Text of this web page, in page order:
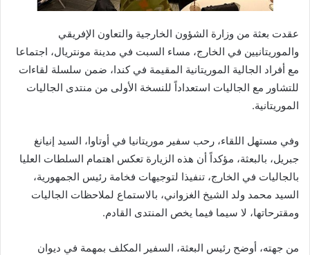
عقدت بعثة من وزارة الشؤون الخارجية والتعاون الإفريقي
والموريتانيين في الخارج، مساء السبت في مدينة مونتريال، اجتماعا
مع أفراد الجالية الموريتانية المقيمة في كندا، ضمن سلسلة لقاءات
للتشاور مع الجاليات استعداداً للنسخة الأولى من منتدى الجاليات
الموريتانية.
وفي مستهل اللقاء، رحب سفير موريتانيا في أوتاوا، السيد إنيانغ
جبريل، بالبعثة، مؤكداً أن هذه الزيارة تعكس اهتمام السلطات العليا
بالجاليات في الخارج، تنفيذا لتوجيهات فخامة رئيس الجمهورية،
السيد محمد ولد الشيخ الغزواني، بالاستماع لملاحظات الجاليات
ومقترحاتها، لا سيما فيما يخص المنتدى القادم.
من جهته، أوضح رئيس البعثة، السفير المكلف بمهمة في ديوان